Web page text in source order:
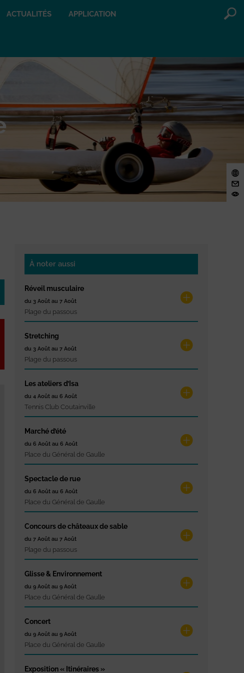
ACTUALITÉS APPLICATION
À noter aussi
Réveil musculaire
du 3 Août au 7 Août
Plage du passous
Stretching
du 3 Août au 7 Août
Plage du passous
Les ateliers d’Isa
du 4 Août au 6 Août
Tennis Club Coutainville
Marché d’été
du 6 Août au 6 Août
Place du Général de Gaulle
Spectacle de rue
du 6 Août au 6 Août
Place du Général de Gaulle
Concours de châteaux de sable
du 7 Août au 7 Août
Plage du passous
Glisse & Environnement
du 9 Août au 9 Août
Place du Général de Gaulle
Concert
du 9 Août au 9 Août
Place du Général de Gaulle
Exposition « Itinéraires »